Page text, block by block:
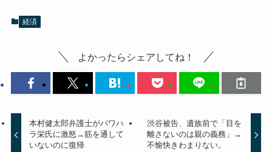
経済
よかったらシェアしてね！
本村健太郎弁護士がパワハ
ラ栄氏に激怒→筋を通して
いないのに復帰
渋谷被告、遺族前で「目を
離さないのは親の義務」→
不愉快きわまりない。